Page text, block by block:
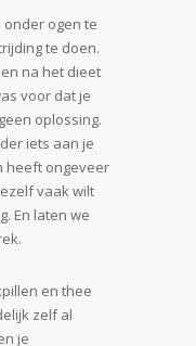
onder ogen te
te doen.
na het dieet
voor dat je
oplossing.
iets aan je
heeft ongeveer
vaak wilt
En laten we
en thee
zelf al
je